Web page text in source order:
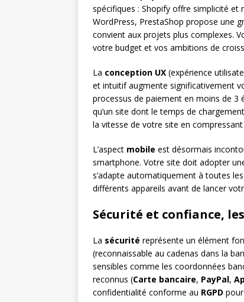
spécifiques : Shopify offre simplicité et
WordPress, PrestaShop propose une
convient aux projets plus complexes.
votre budget et vos ambitions de
La conception UX (expérience
et intuitif augmente significativement
processus de paiement en moins de
qu’un site dont le temps de
la vitesse de votre site en
L’aspect mobile est désormais
smartphone. Votre site doit adopter
s’adapte automatiquement à toutes
différents appareils avant de lancer
Sécurité et confiance,
La sécurité représente un élément
(reconnaissable au cadenas dans la
sensibles comme les coordonnées
reconnus (Carte bancaire, PayPal,
confidentialité conforme au RGPD